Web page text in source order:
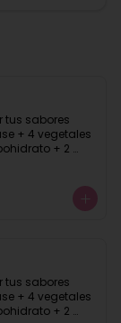
tus sabores
+ 4 vegetales
+ 2
tus sabores
+ 4 vegetales
+ 2